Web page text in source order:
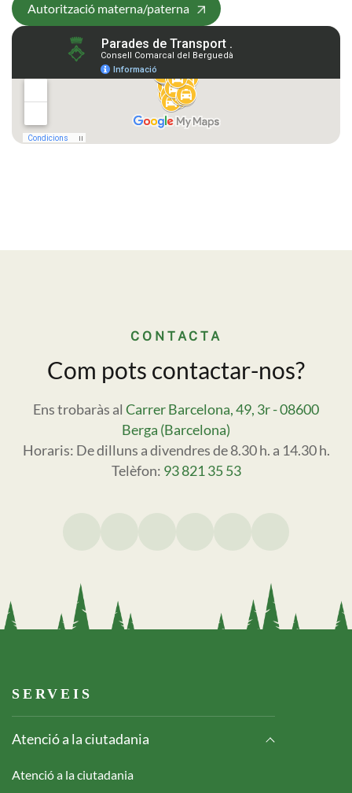
Autorització materna/paterna
CONTACTA
Com pots contactar-nos?
Ens trobaràs al Carrer Barcelona, 49, 3r - 08600
Berga (Barcelona)
Horaris: De dilluns a divendres de 8.30 h. a 14.30 h.
Telèfon: 93 821 35 53
Footer serveis
SERVEIS
Atenció a la ciutadania
Atenció a la ciutadania